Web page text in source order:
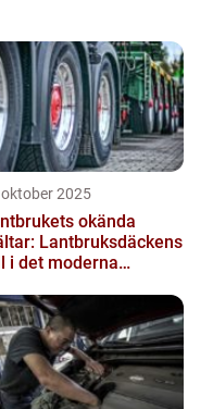
2025
okända
Lantbruksdäckens
i det moderna